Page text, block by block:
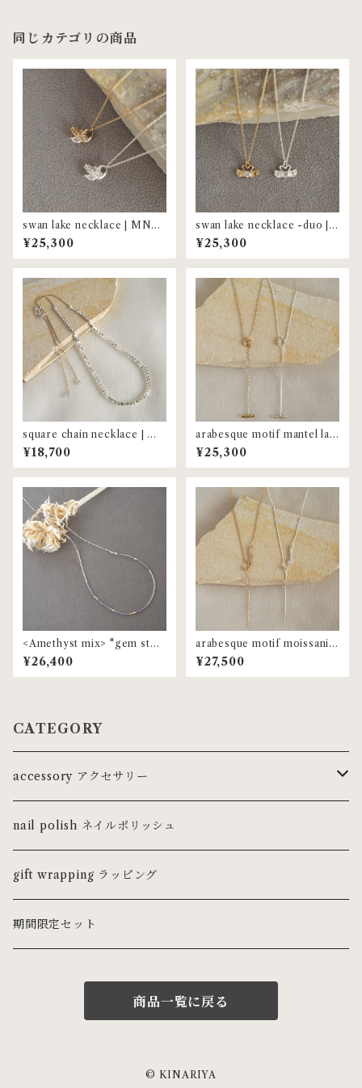
同じカテゴリの商品
swan lake necklace | MNL-
79
¥25,300
swan lake necklace -duo |
MNL-80
¥25,300
square chain necklace | M
NL-76
¥18,700
arabesque motif mantel lari
at | MNL-74
¥25,300
<Amethyst mix> "gem ston
e" beaded choker | MNL-6
1
¥26,400
arabesque motif moissanite
lariat | MNL-75
¥27,500
CATEGORY
accessory アクセサリー
ring リング
ピンキーリング
necklace ネックレス・チョーカー
pierce ピアス
earcuff イヤーカフ
bracelet ブレスレット・バングル
nail polish ネイルポリッシュ
gift wrapping ラッピング
期間限定セット
商品一覧に戻る
© KINARIYA